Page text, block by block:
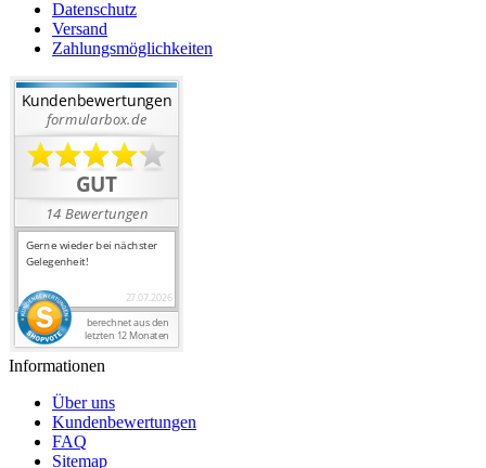
Datenschutz
Versand
Zahlungsmöglichkeiten
Informationen
Über uns
Kundenbewertungen
FAQ
Sitemap